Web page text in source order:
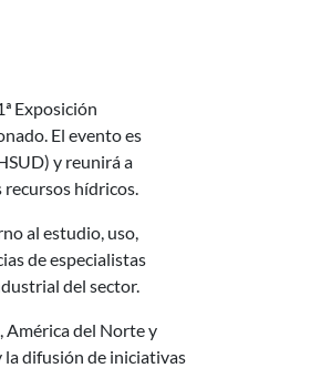
Exposición
El evento es
y reunirá a
recursos hídricos.
al estudio, uso,
de especialistas
del sector.
América del Norte y
la difusión de iniciativas